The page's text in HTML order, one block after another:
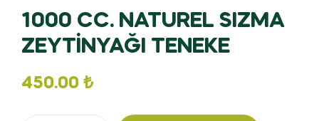
1000 CC. NATUREL SIZMA
ZEYTİNYAĞI TENEKE
450.00 ₺